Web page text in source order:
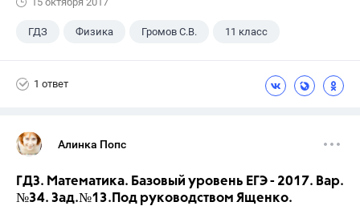
ГДЗ Физика Громов С.В. 11 класс
1 ответ
Алинка Попс
ГДЗ. Математика. Базовый уровень ЕГЭ - 2017. Вар.
№34. Зад.№13.Под руководством Ященко.